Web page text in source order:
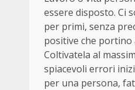
essere disposto. Ci
per primi, senza
positive che portino
Coltivatela al
spiacevoli errori
per una persona,